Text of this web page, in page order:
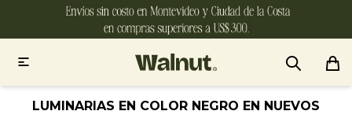

LUMINARIAS EN COLOR NEGRO EN NUEVOS